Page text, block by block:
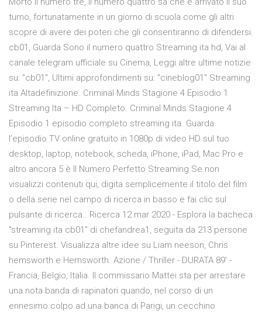
turno, fortunatamente in un giorno di scuola come gli altri
scopre di avere dei poteri che gli consentiranno di difendersi.
cb01, Guarda Sono il numero quattro Streaming ita hd, Vai al
canale telegram ufficiale su Cinema, Leggi altre ultime notizie
su: "cb01", Ultimi approfondimenti su: "cineblog01" Streaming
ita Altadefinizione. Criminal Minds Stagione 4 Episodio 1
Streaming Ita – HD Completo. Criminal Minds Stagione 4
Episodio 1 episodio completo streaming ita. Guarda
l’episodio TV online gratuito in 1080p di video HD sul tuo
desktop, laptop, notebook, scheda, iPhone, iPad, Mac Pro e
altro ancora 5 è Il Numero Perfetto Streaming Se non
visualizzi contenuti qui, digita semplicemente il titolo del film
o della serie nel campo di ricerca in basso e fai clic sul
pulsante di ricerca.. Ricerca 12 mar 2020 - Esplora la bacheca
"streaming ita cb01" di chefandrea1, seguita da 213 persone
su Pinterest. Visualizza altre idee su Liam neeson, Chris
hemsworth e Hemsworth. Azione / Thriller - DURATA 89′ -
Francia, Belgio, Italia. Il commissario Mattei sta per arrestare
una nota banda di rapinatori quando, nel corso di un
ennesimo colpo ad una banca di Parigi, un cecchino